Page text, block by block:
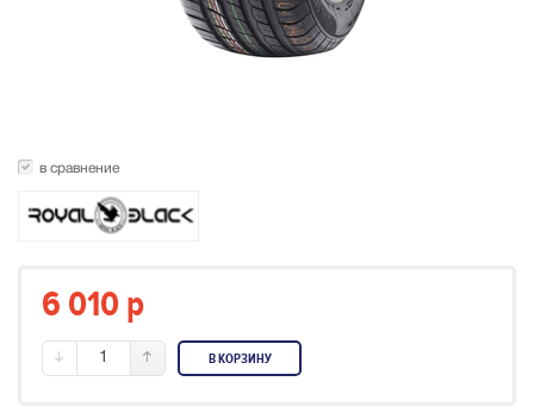
в сравнение
6 010 p
1 В КОРЗИНУ